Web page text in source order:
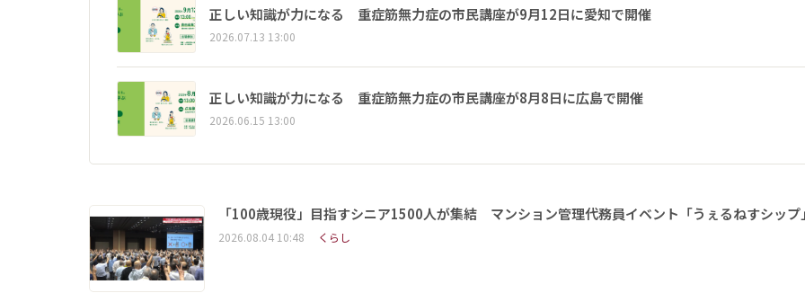
正しい知識が力になる 重症筋無力症の市民講座が9月12日に愛知で開催
2026.07.13 13:00
正しい知識が力になる 重症筋無力症の市民講座が8月8日に広島で開催
2026.06.15 13:00
「100歳現役」目指すシニア1500人が集結 マンション管理代務員イベント「うぇるねすシップ
2026.08.04 10:48 くらし